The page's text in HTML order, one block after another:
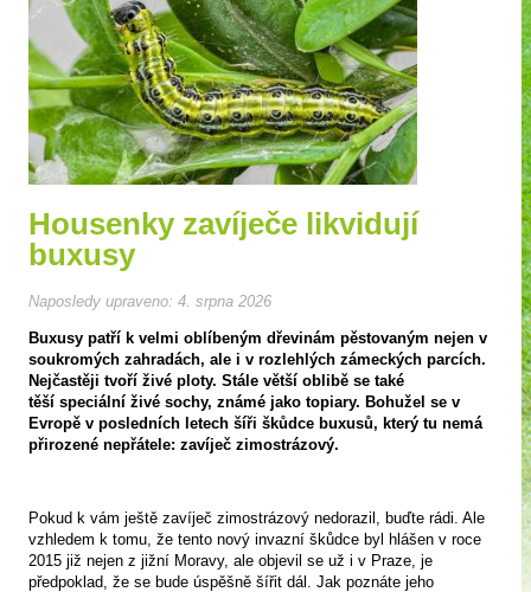
Housenky zavíječe likvidují
buxusy
Naposledy upraveno: 4. srpna 2026
Buxusy patří k velmi oblíbeným dřevinám pěstovaným nejen v
soukromých zahradách, ale i v rozlehlých zámeckých parcích.
Nejčastěji tvoří živé ploty. Stále větší oblibě se také
těší speciální živé sochy, známé jako topiary. Bohužel se v
Evropě v posledních letech šíři škůdce buxusů, který tu nemá
přirozené nepřátele: zavíječ zimostrázový.
Pokud k vám ještě zavíječ zimostrázový nedorazil, buďte rádi. Ale
vzhledem k tomu, že tento nový invazní škůdce byl hlášen v roce
2015 již nejen z jižní Moravy, ale objevil se už i v Praze, je
předpoklad, že se bude úspěšně šířit dál. Jak poznáte jeho